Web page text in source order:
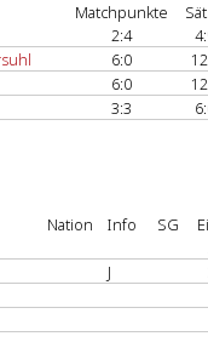
Matchpunkte
2:4
6:0
6:0
3:3
Nation Info SG
J